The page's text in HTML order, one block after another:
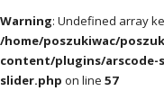
Warning: Undefined array
/home/poszukiwac/
content/plugins/arscode-
slider.php on line 57